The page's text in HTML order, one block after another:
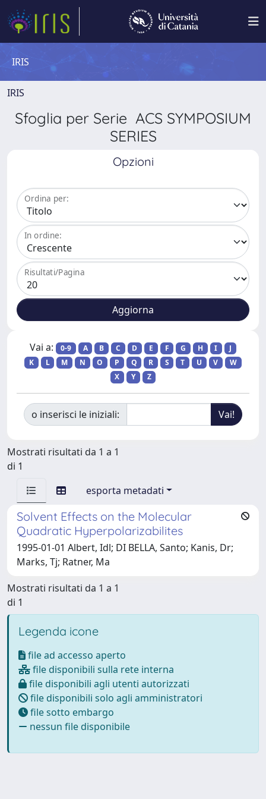
IRIS
IRIS
Sfoglia per Serie ACS SYMPOSIUM
SERIES
Opzioni
Ordina per:
In ordine:
Risultati/Pagina
Vai a: 0-9 A B C D E F G H I
J
K
L M N O P Q R S T U V
W
X
Y Z
o inserisci le iniziali:
Mostrati risultati da 1 a 1
di 1
esporta metadati
Solvent Effects on the Molecular
Quadratic Hyperpolarizabilites
1995-01-01 Albert, Idl; DI BELLA, Santo; Kanis, Dr;
Marks, Tj; Ratner, Ma
Mostrati risultati da 1 a 1
di 1
Legenda icone
file ad accesso aperto
file disponibili sulla rete interna
file disponibili agli utenti autorizzati
file disponibili solo agli amministratori
file sotto embargo
nessun file disponibile